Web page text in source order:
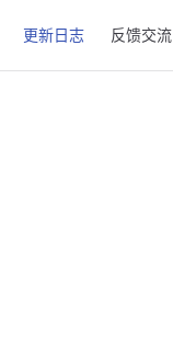
更新日志 反馈交流